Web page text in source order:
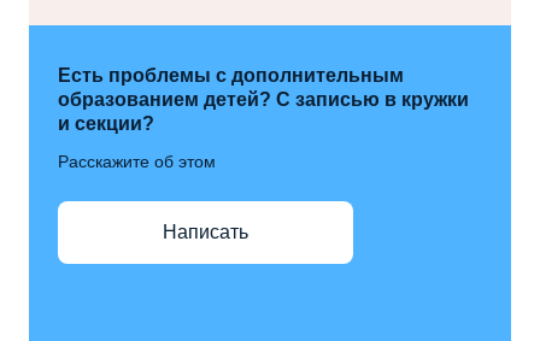
Есть проблемы с дополнительным
образованием детей? С записью в кружки
и секции?
Расскажите об этом
Написать